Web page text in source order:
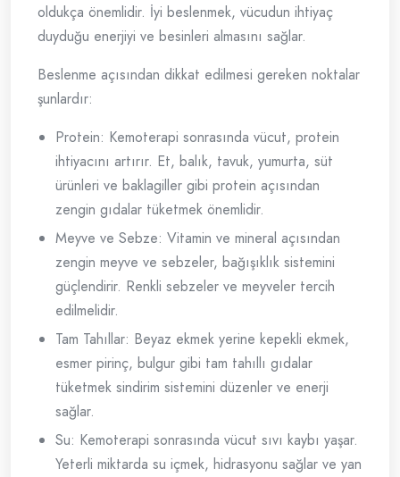
oldukça önemlidir. İyi beslenmek, vücudun ihtiyaç
duyduğu enerjiyi ve besinleri almasını sağlar.
Beslenme açısından dikkat edilmesi gereken noktalar
şunlardır:
Protein: Kemoterapi sonrasında vücut, protein
ihtiyacını artırır. Et, balık, tavuk, yumurta, süt
ürünleri ve baklagiller gibi protein açısından
zengin gıdalar tüketmek önemlidir.
Meyve ve Sebze: Vitamin ve mineral açısından
zengin meyve ve sebzeler, bağışıklık sistemini
güçlendirir. Renkli sebzeler ve meyveler tercih
edilmelidir.
Tam Tahıllar: Beyaz ekmek yerine kepekli ekmek,
esmer pirinç, bulgur gibi tam tahıllı gıdalar
tüketmek sindirim sistemini düzenler ve enerji
sağlar.
Su: Kemoterapi sonrasında vücut sıvı kaybı yaşar.
Yeterli miktarda su içmek, hidrasyonu sağlar ve yan